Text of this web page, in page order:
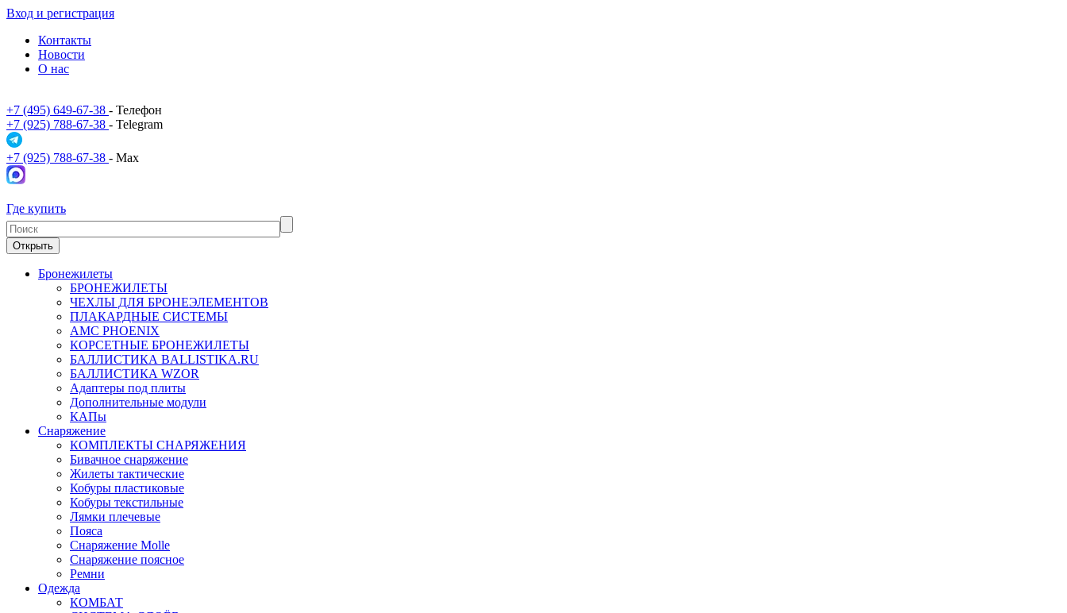
Вход и регистрация
Контакты
Новости
О нас
+7 (495) 649-67-38 - Телефон
+7 (925) 788-67-38 - Telegram
+7 (925) 788-67-38 - Max
Где купить
Открыть
Бронежилеты
БРОНЕЖИЛЕТЫ
ЧЕХЛЫ ДЛЯ БРОНЕЭЛЕМЕНТОВ
ПЛАКАРДНЫЕ СИСТЕМЫ
АМС PHOENIX
КОРСЕТНЫЕ БРОНЕЖИЛЕТЫ
БАЛЛИСТИКА BALLISTIKA.RU
БАЛЛИСТИКА WZOR
Адаптеры под плиты
Дополнительные модули
КАПы
Снаряжение
КОМПЛЕКТЫ СНАРЯЖЕНИЯ
Бивачное снаряжение
Жилеты тактические
Кобуры пластиковые
Кобуры текстильные
Лямки плечевые
Пояса
Снаряжение Molle
Снаряжение поясное
Ремни
Одежда
КОМБАТ